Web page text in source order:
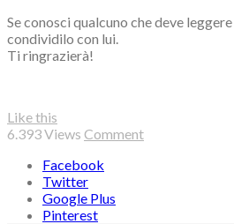
Se conosci qualcuno che deve
condividilo con lui.
Ti ringrazierà!
Like this
6.393Views Comment
Facebook
Twitter
Google Plus
Pinterest